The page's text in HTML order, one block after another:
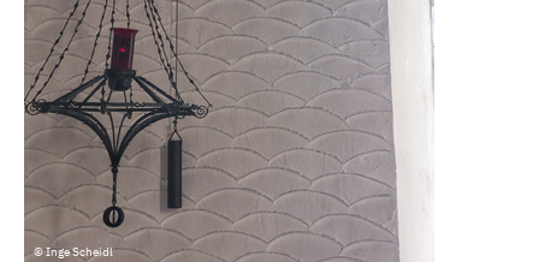
© Inge Scheidl